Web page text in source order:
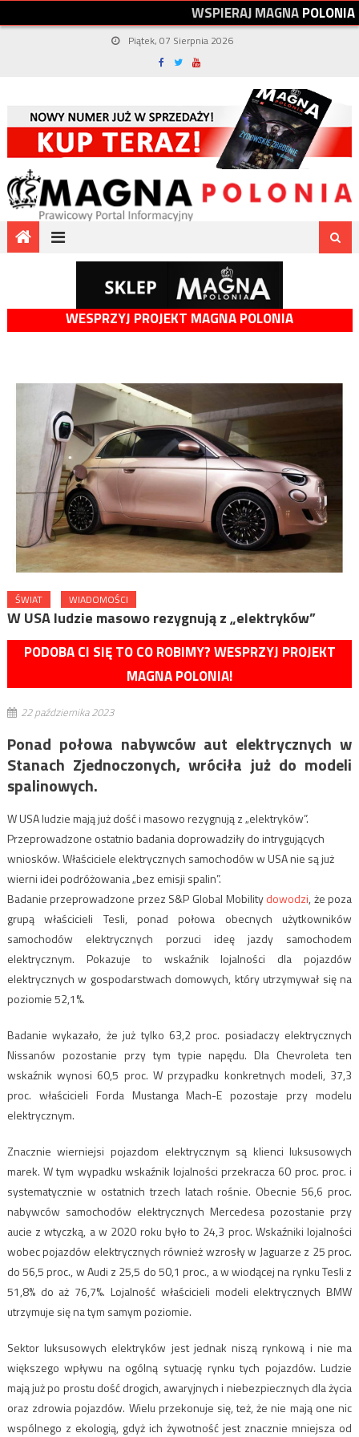
WSPIERAJMAGNAPOLONIA
Piątek, 07 Sierpnia 2026
WESPRZYJ PROJEKT MAGNA POLONIA
ŚWIAT WIADOMOŚCI
W USA ludzie masowo rezygnują z „elektryków”
PODOBA CI SIĘ TO CO ROBIMY? WESPRZYJ PROJEKT
MAGNA POLONIA!
22 października 2023
Ponad połowa nabywców aut elektrycznych w
Stanach Zjednoczonych, wróciła już do modeli
spalinowych.
W USA ludzie mają już dość i masowo rezygnują z „elektryków”.
Przeprowadzone ostatnio badania doprowadziły do intrygujących
wniosków. Właściciele elektrycznych samochodów w USA nie są już
wierni idei podróżowania „bez emisji spalin”.
Badanie przeprowadzone przez S&P Global Mobilitydowodzi, że poza
grupą właścicieli Tesli, ponad połowa obecnych użytkowników
samochodów elektrycznych porzuci ideę jazdy samochodem
elektrycznym. Pokazuje to wskaźnik lojalności dla pojazdów
elektrycznych w gospodarstwach domowych, który utrzymywał się na
poziomie 52,1%.
Badanie wykazało, że już tylko 63,2 proc. posiadaczy elektrycznych
Nissanów pozostanie przy tym typie napędu. Dla Chevroleta ten
wskaźnik wynosi 60,5 proc. W przypadku konkretnych modeli, 37,3
proc. właścicieli Forda Mustanga Mach-E pozostaje przy modelu
elektrycznym.
Znacznie wierniejsi pojazdom elektrycznym są klienci luksusowych
marek. W tym wypadku wskaźnik lojalności przekracza 60 proc. proc. i
systematycznie w ostatnich trzech latach rośnie. Obecnie 56,6 proc.
nabywców samochodów elektrycznych Mercedesa pozostanie przy
aucie z wtyczką, a w 2020 roku było to 24,3 proc. Wskaźniki lojalności
wobec pojazdów elektrycznych również wzrosły w Jaguarze z 25 proc.
do 56,5 proc., w Audi z 25,5 do 50,1 proc., a w wiodącej na rynku Tesli z
51,8% do aż 76,7%. Lojalność właścicieli modeli elektrycznych BMW
utrzymuje się na tym samym poziomie.
Sektor luksusowych elektryków jest jednak niszą rynkową i nie ma
większego wpływu na ogólną sytuację rynku tych pojazdów. Ludzie
mają już po prostu dość drogich, awaryjnych i niebezpiecznych dla życia
oraz zdrowia pojazdów. Wielu przekonuje się, też, że nie mają one nic
wspólnego z ekologią, gdyż ich żywotność jest znacznie mniejsza od